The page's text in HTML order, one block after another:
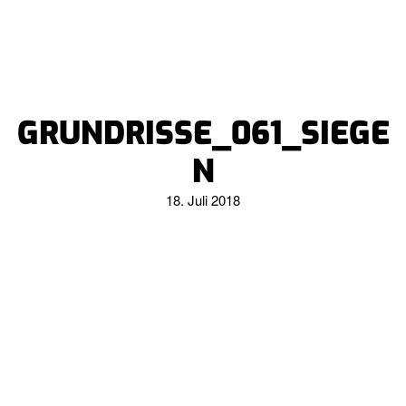
GRUNDRISSE_061_SIEGE
N
18. Juli 2018